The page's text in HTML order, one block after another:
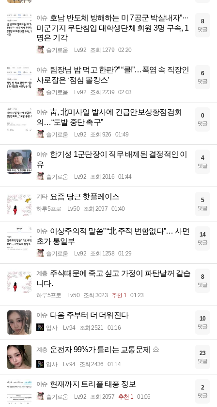
이슈 호남 반도체 방해하는 미 7공군 박살내자”···
미군기지 무단침입 대학생단체 회원 3명 구속, 1
명은 기각
슬기로움 Lv.92 조회 1279 02:20
8
댓글
이슈 팀장님 밥 먹고 한판?” “콜!”…폭염 속 직장인
사로잡은 ‘점심 몰캉스’
슬기로움 Lv.92 조회 2239 02:03
6
댓글
이슈 靑, 北미사일 발사에 긴급안보상황점검회
의…“도발 중단 촉구”
슬기로움 Lv.92 조회 926 01:49
0
댓글
이슈 한기성 1군단장이 직무 배제된 결정적인 이
유
슬기로움 Lv.92 조회 2016 01:44
4
댓글
기타 요즘 당근 핫플레이스
하루5프로 Lv.50 조회 2097 01:40
5
댓글
이슈 이상주의적 말씀” “北 주적 변함없다”… 사면
초가 통일부
슬기로움 Lv.92 조회 1258 01:29
14
댓글
계층 주식때문에 죽고 싶고 가정이 파탄날꺼 같습
니다.
하루5프로 Lv.50 조회 3023 추천 1 01:23
8
댓글
이슈 다음 주부터 더 더워진다
입사 Lv.94 조회 2521 01:16
10
댓글
계층 운전자 99%가 틀리는 교통문제
입사 Lv.94 조회 2436 01:14
23
댓글
이슈 현재까지 트리플 태풍 정보
슬기로움 Lv.92 조회 2057 추천 1 01:06
2
댓글